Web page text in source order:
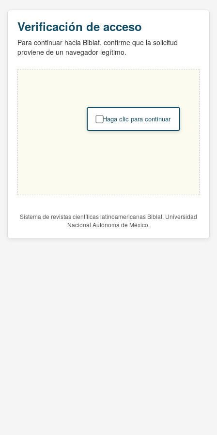
Verificación de acceso
Para continuar hacia Biblat, confirme que la solicitud
proviene de un navegador legítimo.
Haga clic para continuar
Sistema de revistas científicas latinoamericanas Biblat. Universidad
Nacional Autónoma de México.